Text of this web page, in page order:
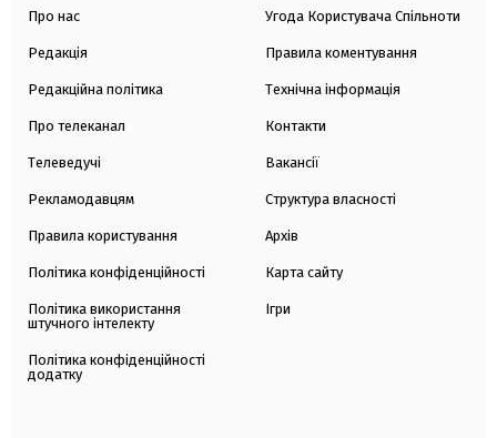
Про нас
Редакція
Редакційна політика
Про телеканал
Телеведучі
Рекламодавцям
Правила користування
Політика конфіденційності
Політика використання
штучного інтелекту
Політика конфіденційності
додатку
Угода Користувача Спільноти
Правила коментування
Технічна інформація
Контакти
Вакансії
Структура власності
Архів
Карта сайту
Ігри